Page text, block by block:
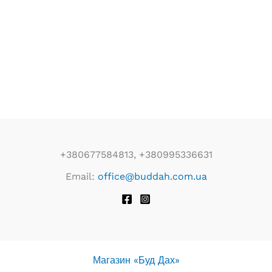
+380677584813, +380995336631
Email: office@buddah.com.ua
Магазин «Буд Дах»